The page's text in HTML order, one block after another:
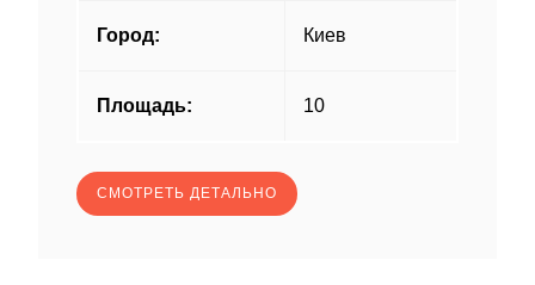
Город: Киев
Площадь: 10
СМОТРЕТЬ ДЕТАЛЬНО